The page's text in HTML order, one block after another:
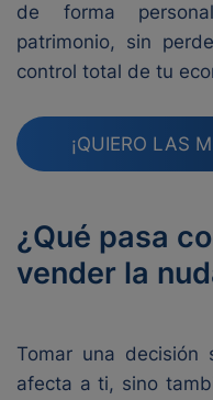
de forma
patrimonio, sin
control total de tu
¡QUIERO LAS
¿Qué pasa
vender la
Tomar una
afecta a ti, sino